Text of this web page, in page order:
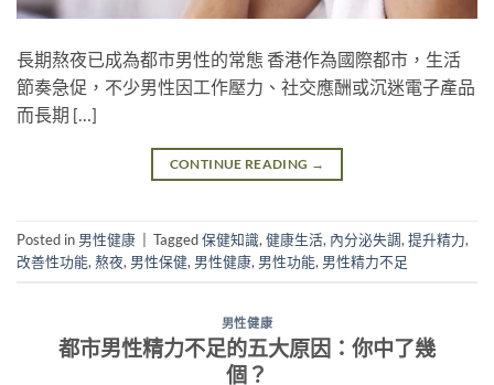
長期熬夜已成為都市男性的常態 香港作為國際都市，生活
節奏急促，不少男性因工作壓力、社交應酬或沉迷電子產品
而長期 […]
CONTINUE READING →
Posted in 男性健康 Tagged保健知識,健康生活, 內分泌失調,提升精力,
改善性功能,熬夜, 男性保健, 男性健康, 男性功能, 男性精力不足
男性健康
都市男性精力不足的五大原因：你中了幾
個？